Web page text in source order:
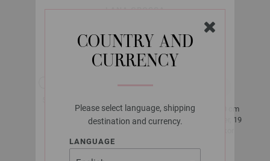
COUNTRY AND
CURRENCY
Please select language, shipping
destination and currency.
LANGUAGE
LANA GROSSA
MERINO UNO
per 50 g
4,5 - 5
10 x 10 cm
25 Rader, 19